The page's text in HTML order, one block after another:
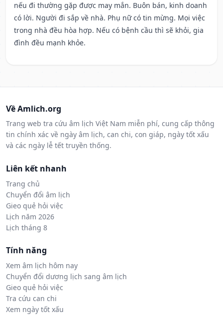
nếu đi thường gặp được may mắn. Buôn bán, kinh doanh
có lời. Người đi sắp về nhà. Phụ nữ có tin mừng. Mọi việc
trong nhà đều hòa hợp. Nếu có bệnh cầu thì sẽ khỏi, gia
đình đều mạnh khỏe.
Về Amlich.org
Trang web tra cứu âm lịch Việt Nam miễn phí, cung cấp thông
tin chính xác về ngày âm lịch, can chi, con giáp, ngày tốt xấu
và các ngày lễ tết truyền thống.
Liên kết nhanh
Trang chủ
Chuyển đổi âm lịch
Gieo quẻ hỏi việc
Lịch năm 2026
Lịch tháng 8
Tính năng
Xem âm lịch hôm nay
Chuyển đổi dương lịch sang âm lịch
Gieo quẻ hỏi việc
Tra cứu can chi
Xem ngày tốt xấu